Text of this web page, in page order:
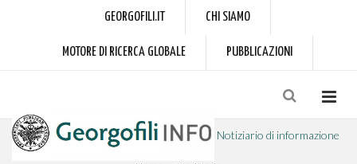
GEORGOFILI.IT CHI SIAMO
MOTORE DI RICERCA GLOBALE PUBBLICAZIONI
Notiziario di informazione